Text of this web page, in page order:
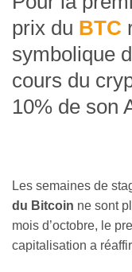
prix du BTC
symbolique
cours du
10% de son
Les semaines de
du Bitcoin ne sont
mois d’octobre, le
capitalisation a